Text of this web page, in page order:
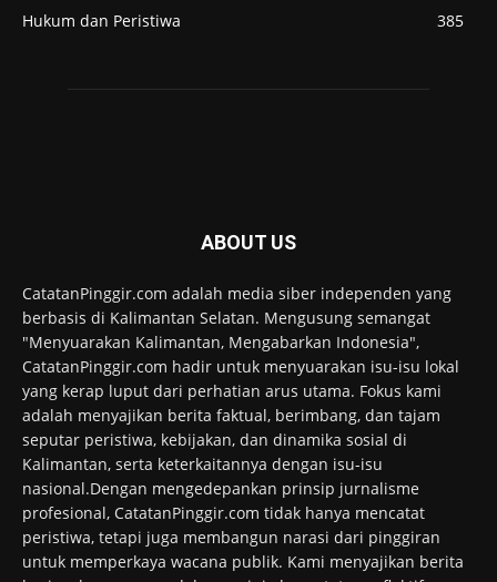
Hukum dan Peristiwa
385
ABOUT US
CatatanPinggir.com adalah media siber independen yang
berbasis di Kalimantan Selatan. Mengusung semangat
"Menyuarakan Kalimantan, Mengabarkan Indonesia",
CatatanPinggir.com hadir untuk menyuarakan isu-isu lokal
yang kerap luput dari perhatian arus utama. Fokus kami
adalah menyajikan berita faktual, berimbang, dan tajam
seputar peristiwa, kebijakan, dan dinamika sosial di
Kalimantan, serta keterkaitannya dengan isu-isu
nasional.Dengan mengedepankan prinsip jurnalisme
profesional, CatatanPinggir.com tidak hanya mencatat
peristiwa, tetapi juga membangun narasi dari pinggiran
untuk memperkaya wacana publik. Kami menyajikan berita